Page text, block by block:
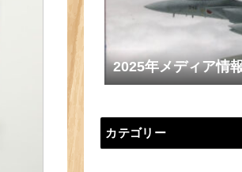
2025年メディア情
カテゴリー